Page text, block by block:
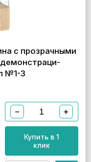
с прозрачными
№1-3
− +
Купить в 1
клик